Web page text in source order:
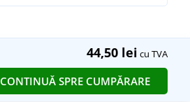
44,50 lei cu TVA
CONTINUĂ SPRE CUMPĂRARE